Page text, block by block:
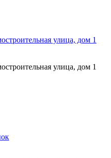
улица, дом 1
улица, дом 1